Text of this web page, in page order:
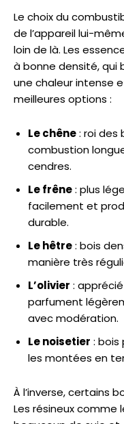
Le choix du
de l’appareil lui-
loin de là. Les
à bonne densité, qui
une chaleur intense
meilleures options :
Le chêne: roi des
combustion
cendres.
Le frêne: plus
facilement et
durable.
Le hêtre: bois
manière très
L’olivier :
parfument
avec modération.
Le noisetier : bois
les montées en
À l’inverse, certains
Les résineux comme